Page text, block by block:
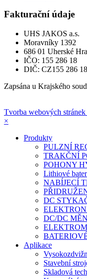
Fakturační údaje
UHS JAKOS a.s.
Moravníky 1392
686 01 Uherské
IČO: 155 286 18
DIČ: CZ155 286 18
Zapsána u Krajského
Tvorba webových stránek
×
Produkty
PULZNÍ
TRAKČNÍ
POHONY
Lithiové
NABÍJECÍ
DC
DC/DC
Aplikace
Stavební
Skladová